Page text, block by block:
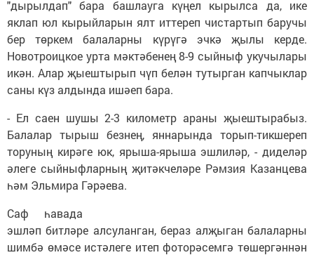
"дырылдап" бара башлауга күңел кырылса да, ике
яклап юл кырыйларын ялт иттереп чистартып баручы
бер төркем балаларны күрүгә эчкә җылы керде.
Новотроицкое урта мәктәбенең 8-9 сыйныф укучылары
икән. Алар җыештырып чүп белән тутырган капчыклар
саны күз алдында ишәеп бара.
- Ел саен шушы 2-3 километр араны җыештырабыз.
Балалар тырыш безнең, яннарында торып-тикшереп
торуның кирәге юк, ярыша-ярыша эшлиләр, - диделәр
әлеге сыйныфларның җитәкчеләре Рәмзия Казанцева
һәм Эльмира Гәрәева.
Саф һавада
эшләп битләре алсуланган, бераз алҗыган балаларны
шимбә өмәсе истәлеге итеп фоторәсемгә төшергәннән